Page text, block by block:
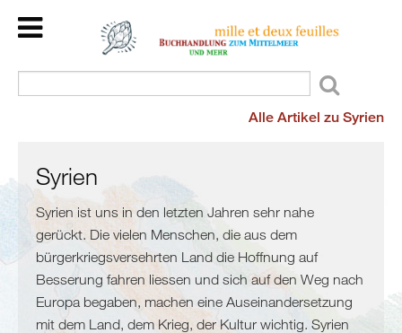
Home
Länder
Back
und
mehr
Flucht
und
Migration
Maghreb
Wir
lesen
für
Sie
Dienstleistungen
Über
uns
Alle Artikel zu Syrien
Syrien
Syrien ist uns in den letzten Jahren sehr nahe
gerückt. Die vielen Menschen, die aus dem
bürgerkriegsversehrten Land die Hoffnung auf
Besserung fahren liessen und sich auf den Weg nach
Europa begaben, machen eine Auseinandersetzung
mit dem Land, dem Krieg, der Kultur wichtig. Syrien